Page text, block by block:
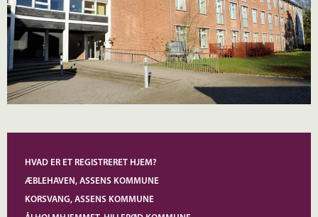
HVAD ER ET REGISTRERET HJEM?
ÆBLEHAVEN, ASSENS KOMMUNE
KORSVANG, ASSENS KOMMUNE